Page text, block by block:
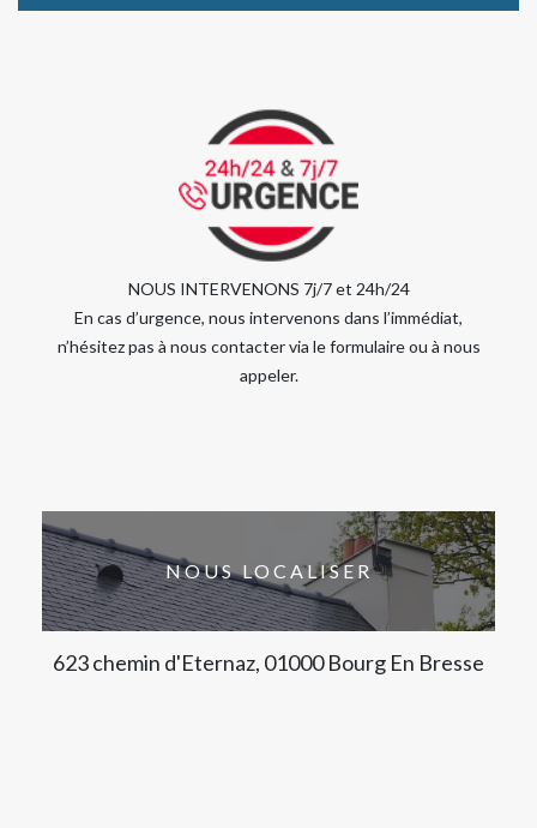
NOUS INTERVENONS 7j/7 et 24h/24
En cas d’urgence, nous intervenons dans l’immédiat,
n’hésitez pas à nous contacter via le formulaire ou à nous
appeler.
NOUS LOCALISER
623 chemin d'Eternaz, 01000 Bourg En Bresse